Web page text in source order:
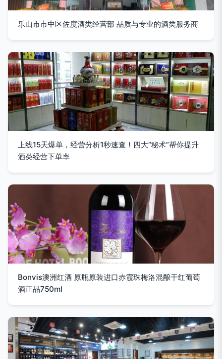
乐山市市中区佐度酒类经营部 品质与专业的酒类服务商
上线15天爆单，经营分析1秒速查！四大“秘术”帮你提升
酒类经营下单率
Bonvis澳洲红酒 原瓶原装进口赤霞珠梅洛混酿干红葡萄
酒正品750ml